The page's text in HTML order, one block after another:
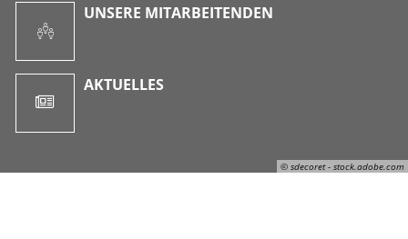
© sdecoret - stock.adobe.com
UNSERE MITARBEITENDEN
AKTUELLES